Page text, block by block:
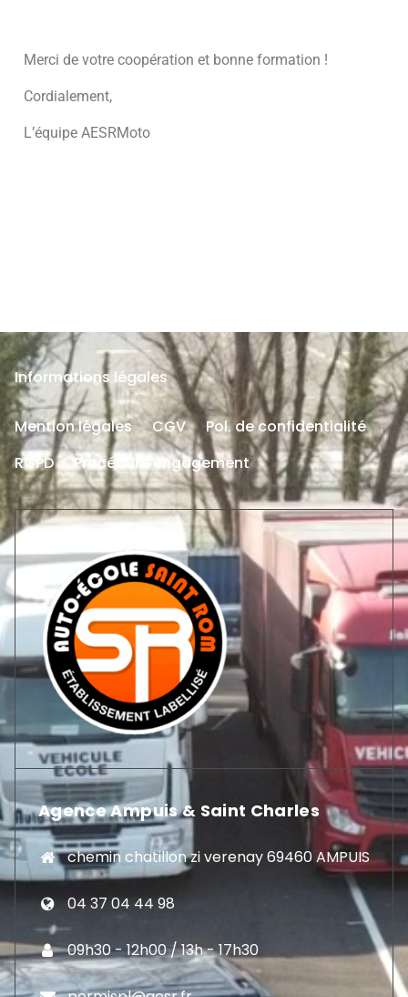
Merci de votre coopération et bonne formation !
Cordialement,
L’équipe AESRMoto
Informations légales
Mention légales CGV
Pol. de confidentialité
RGPD
Procédure engagement
Agence Ampuis & Saint Charles
chemin chatillon zi verenay 69460 AMPUIS
04 37 04 44 98
09h30 - 12h00 / 13h - 17h30